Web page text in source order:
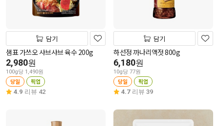
담기
샘표 가쓰오 샤브샤브 육수 200g
2,980원
100g당 1,490원
당일 픽업
4.9 리뷰 42
담기
하선정 까나리액젓 800g
6,180원
10g당 77원
당일 픽업
4.7 리뷰 39